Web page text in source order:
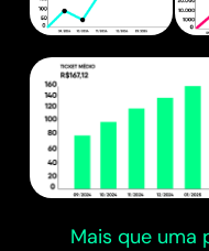
Mais que uma